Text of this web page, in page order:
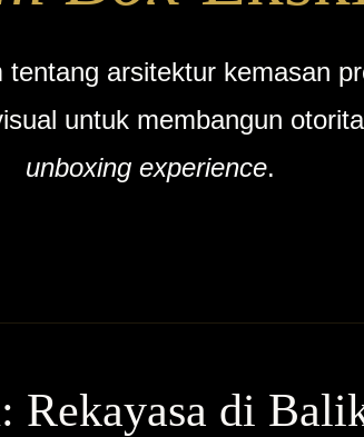
tentang arsitektur kemasan
untuk membangun
unboxing experience.
Rekayasa di